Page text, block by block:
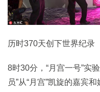
历时370天创下世界纪录
8时30分，“月宫一号”实
员”从“月宫”凯旋的嘉宾和